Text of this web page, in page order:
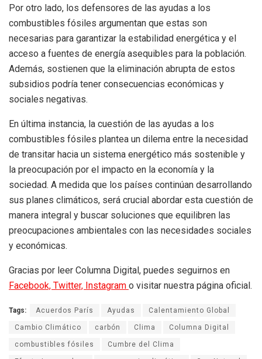
Por otro lado, los defensores de las ayudas a los
combustibles fósiles argumentan que estas son
necesarias para garantizar la estabilidad energética y el
acceso a fuentes de energía asequibles para la población.
Además, sostienen que la eliminación abrupta de estos
subsidios podría tener consecuencias económicas y
sociales negativas.
En última instancia, la cuestión de las ayudas a los
combustibles fósiles plantea un dilema entre la necesidad
de transitar hacia un sistema energético más sostenible y
la preocupación por el impacto en la economía y la
sociedad. A medida que los países continúan desarrollando
sus planes climáticos, será crucial abordar esta cuestión de
manera integral y buscar soluciones que equilibren las
preocupaciones ambientales con las necesidades sociales
y económicas.
Gracias por leer Columna Digital, puedes seguirnos en
Facebook, Twitter, Instagram o visitar nuestra página oficial.
Tags: Acuerdos París Ayudas Calentamiento Global
Cambio Climático carbón Clima Columna Digital
combustibles fósiles Cumbre del Clima